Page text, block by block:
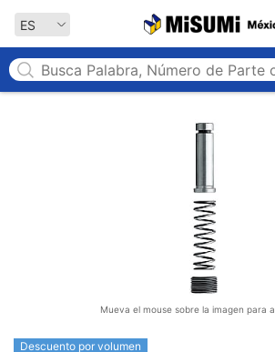
ES
Mueva el mouse sobre la imagen para
Descuento por volumen